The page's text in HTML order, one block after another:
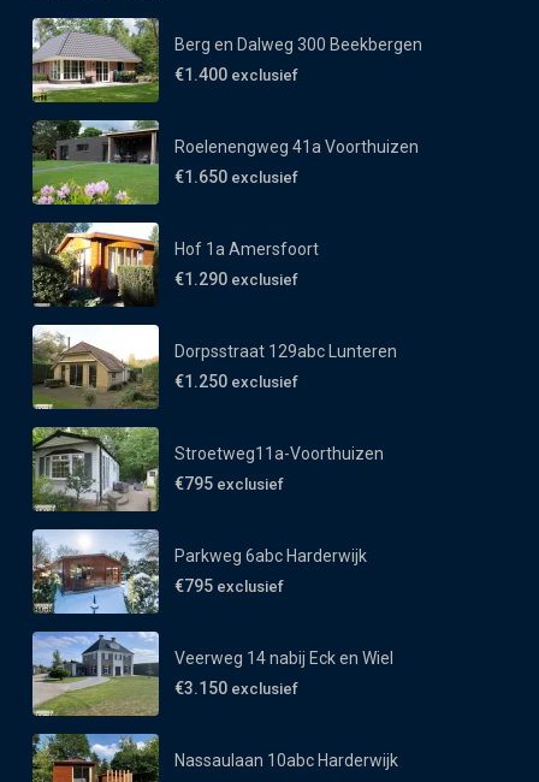
Berg en Dalweg 300 Beekbergen
€1.400 exclusief
Roelenengweg 41a Voorthuizen
€1.650 exclusief
Hof 1a Amersfoort
€1.290 exclusief
Dorpsstraat 129abc Lunteren
€1.250 exclusief
Stroetweg11a-Voorthuizen
€795 exclusief
Parkweg 6abc Harderwijk
€795 exclusief
Veerweg 14 nabij Eck en Wiel
€3.150 exclusief
Nassaulaan 10abc Harderwijk